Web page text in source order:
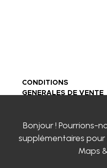
CONDITIONS
GENERALES DE VENTE
confidentialité
Certifications SIROCO
Contactez-nous
Bonjour ! Pourrions-
supplémentaires pour
Maps